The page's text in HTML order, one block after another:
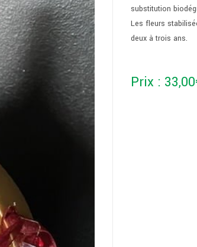
substitution
Les fleurs
deux à trois ans.
Prix : 33,00